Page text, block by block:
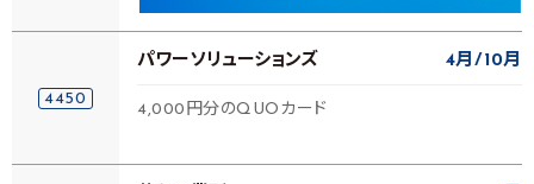
4450
パワーソリューションズ 4月 10月
4,000円分のQUOカード